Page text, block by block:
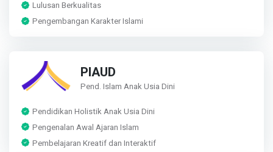
Lulusan Berkualitas
Pengembangan Karakter Islami
PIAUD
Pend. Islam Anak Usia Dini
Pendidikan Holistik Anak Usia Dini
Pengenalan Awal Ajaran Islam
Pembelajaran Kreatif dan Interaktif